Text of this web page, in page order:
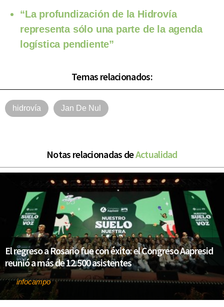
“La profundización de la Hidrovía
representa sólo una parte de la agenda
logística pendiente”
Temas relacionados:
hidrovía Jan De Nul
Notas relacionadas deActualidad
El regreso a Rosario fue con éxito: el Congreso Aapresid
reunió a más de 12.500 asistentes
Por infocampo